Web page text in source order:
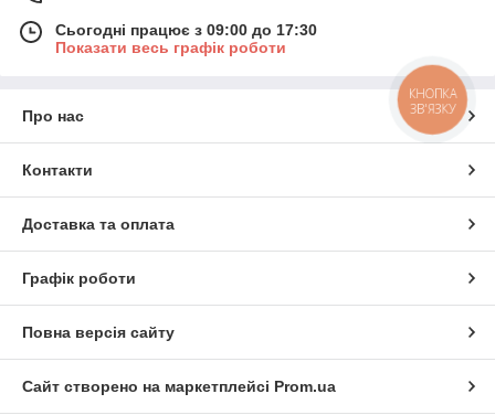
Сьогодні працює з 09:00 до 17:30
Показати весь графік роботи
Про нас
Контакти
Доставка та оплата
Графік роботи
Повна версія сайту
Сайт створено на маркетплейсі Prom.ua
КНОПКА
ЗВ'ЯЗКУ